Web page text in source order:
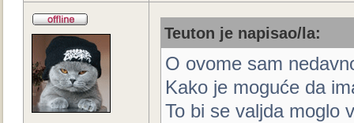
Teuton je napisao/la:
O ovome sam
Kako je moguće da
To bi se valjda moglo